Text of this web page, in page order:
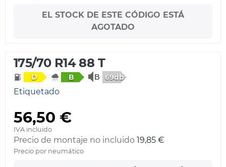
EL STOCK DE ESTE CÓDIGO ESTÁ
AGOTADO
175/70 R14 88 T
D B 69db
Etiquetado
56,50 €
IVA incluido
Precio de montaje no incluido 19,85 €
Precio por neumático